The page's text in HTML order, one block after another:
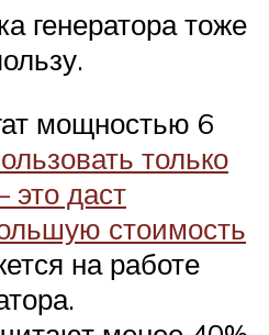
генератора тоже
мощностью 6
только
это даст
стоимость
на работе